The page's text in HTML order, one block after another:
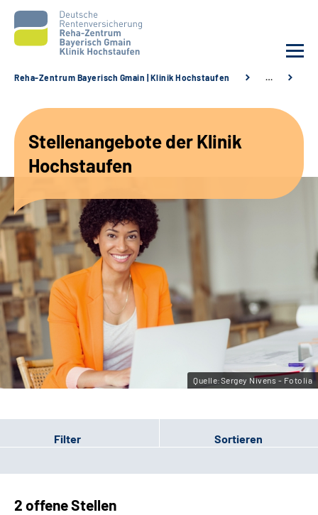
Unsere Angebote
Karriere
Sozialdienste & Zuweisende
Suche
Leichte Sprache
Gebärdensprache
Reha-Zentrum Bayerisch Gmain | Klinik Hochstaufen …
Stellenangebote der Klinik
Hochstaufen
Quelle:Sergey Nivens - Fotolia
Filter Sortieren
2 offene Stellen